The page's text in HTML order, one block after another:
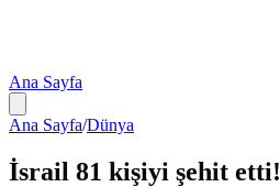
Ana Sayfa
Ana Sayfa/Dünya
İsrail 81 kişiyi şehit etti!